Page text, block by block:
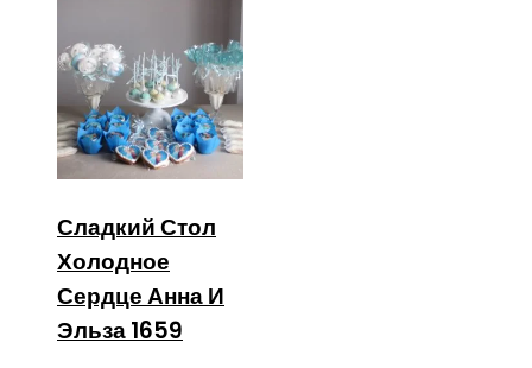
Сладкий Стол
Холодное
Сердце Анна И
Эльза 1659